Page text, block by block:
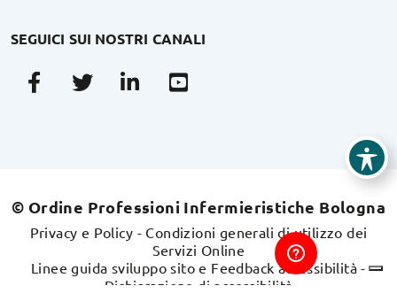
SEGUICI SUI NOSTRI CANALI
FacebookTwitterLinkedin
© Ordine Professioni Infermieristiche Bologna
Privacy e Policy - Condizioni generali di utilizzo dei
Servizi Online
Linee guida sviluppo sito e Feedback accessibilità -
Dichiarazione di accessibilità